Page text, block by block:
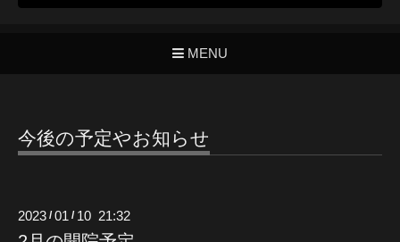
MENU
今後の予定やお知らせ
2023 /01 / 10 21:32